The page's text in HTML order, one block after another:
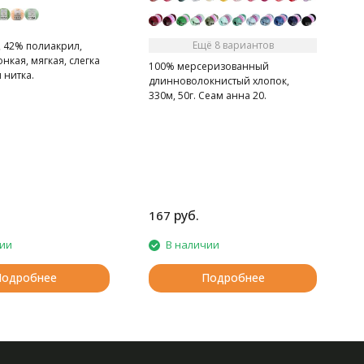
42% полиакрил,
мягкая, слегка
нитка.
Ещё 8 вариантов
100% мерсеризованный
длинноволокнистый хлопок,
330м, 50г. Сеам анна 20.
167 руб.
В наличии
Подробнее